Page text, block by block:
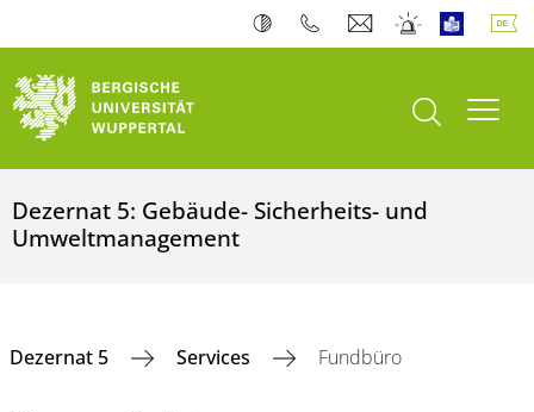
Suche öffnen
Dezernat 5: Gebäude- Sicherheits- und
Umweltmanagement
Dezernat 5 Services Fundbüro